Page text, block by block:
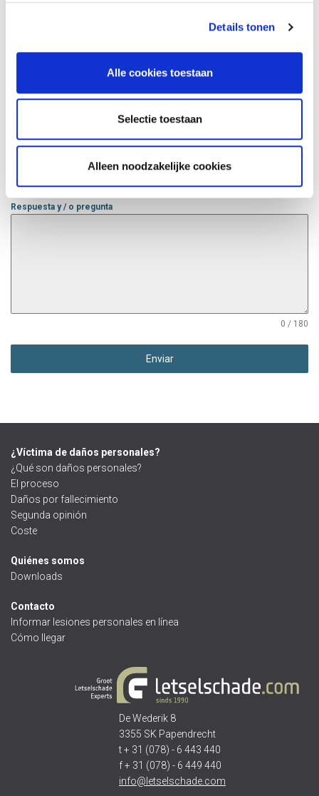
Details tonen
Alle cookies toestaan
Selectie toestaan
Alleen noodzakelijke cookies
Número de teléfono*
E-mail*
Respuesta y / o pregunta
0 / 180
Enviar
¿Víctima de daños personales?
¿Qué son daños personales?
El proceso
Daños por fallecimiento
Segunda opinión
Coste
Quiénes somos
Downloads
Contacto
Informar lesiones personales en línea
Cómo llegar
De Wederik 8
3355 SK Papendrecht
t + 31 (078) - 6 443 440
f + 31 (078) - 6 449 440
info@letselschade.com